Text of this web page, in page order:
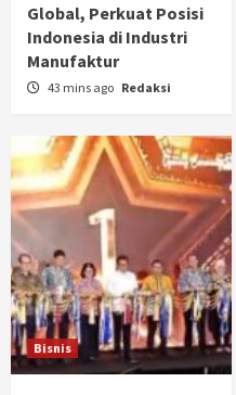
Global, Perkuat Posisi
Indonesia di Industri
Manufaktur
43 mins ago Redaksi
Bisnis